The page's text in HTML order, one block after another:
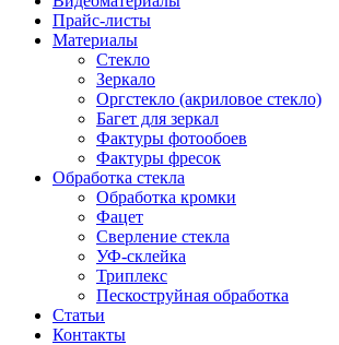
Прайс-листы
Материалы
Стекло
Зеркало
Оргстекло (акриловое стекло)
Багет для зеркал
Фактуры фотообоев
Фактуры фресок
Обработка стекла
Обработка кромки
Фацет
Сверление стекла
УФ-склейка
Триплекс
Пескоструйная обработка
Статьи
Контакты